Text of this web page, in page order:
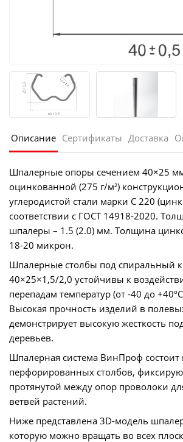
Описание Сертификаты Доставка
Шпалерные опоры сечением 40×25
оцинкованной (275 г/м²)
углеродистой стали марки С 220
соответствии с ГОСТ 14918-2020.
шпалеры – 1.5 (2.0) мм. Толщина
18-20 микрон.
Шпалерные столбы под спиральный
40×25×1,5/2,0 устойчивы к
перепадам температур (от -40 до
Высокая прочность изделий в
демонстрирует высокую жесткость
деревьев.
Шпалерная система ВинПроф состоит
перфорированных столбов,
протянутой между опор проволоки
ветвей растений.
Ниже представлена 3D-модель
которую можно вращать во всех